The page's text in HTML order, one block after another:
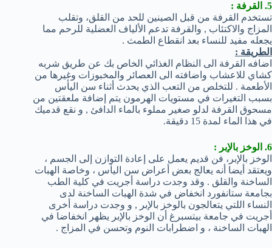
5. القرفة :
تستخدم القرفة من قبل الصينين للحد من القلق، وتقلب
المزاج والاكتئاب , والقرفة تدعم الألياف العضلية للرحم مما
يجعله مفيد للنساء بعد انقطاع الطمث .
الطريقة :
اضافه القرفة الى النظام الغذائي الخاص بك عن طريق شربه
كشاي للاعشاب واضافته الى العصائر والمخبوزات وغيرها من
الأطعمة . للتخلص من التعب الذي يحدث أثناء سن اليأس
بسبب التغيرات في مستويات الهرمون يتم إضافة ملعقتين من
مسحوق القرفة لدلو صغير مملوء بالماء الدافئ , و نقع قدميك
في هذا الماء لمدة 15 دقيقة.
6. الوخز بالإبر :
الوخز بالإبر، فن قديم يعمل على إعادة التوازن إلى الجسم ،
ويعتقد أيضا أنه يعالج بعض أعراض سن اليأس ، وخاصة الهبات
الساخنة والقلق . وقد وجدت دراسة أجريت في كلية الطب
بجامعة ستانفورد انخفاض في شدة الهبات الساخنة لدى
النساء اللتي يتعالجون بالوخز بالإبر , و وجدت دراسة أخرى
أجريت في جامعة بيتسبرغ أن الوخز بالإبر يظهر انخفاضا في
الهبات الساخنة ، و اضطرابات النوم وتحسن في المزاج .